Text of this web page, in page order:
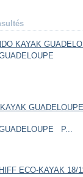
KAYAK
P...
ECO-KAYAK 18/